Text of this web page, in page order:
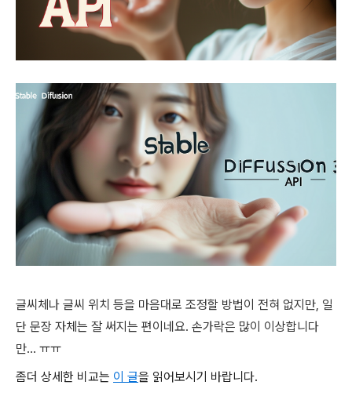
글씨체나 글씨 위치 등을 마음대로 조정할 방법이 전혀 없지만, 일
단 문장 자체는 잘 써지는 편이네요. 손가락은 많이 이상합니다
만... ㅠㅠ
좀더 상세한 비교는 이 글을 읽어보시기 바랍니다.